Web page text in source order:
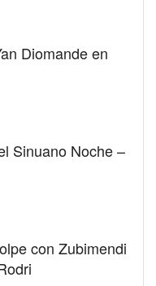
Diomande en
Sinuano Noche –
con Zubimendi